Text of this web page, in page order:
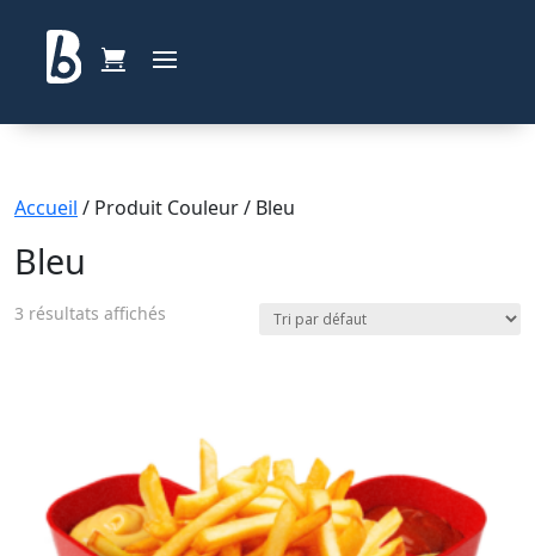
Accueil / Produit Couleur / Bleu
Bleu
3 résultats affichés